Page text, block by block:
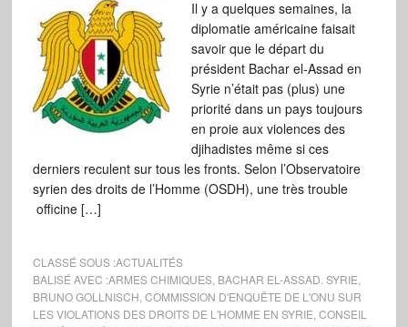
Il y a quelques semaines, la
diplomatie américaine faisait
savoir que le départ du
président Bachar el-Assad en
Syrie n’était pas (plus) une
priorité dans un pays toujours
en proie aux violences des
djihadistes même si ces
derniers reculent sur tous les fronts. Selon l’Observatoire
syrien des droits de l’Homme (OSDH), une très trouble
officine […]
CLASSÉ SOUS :ACTUALITÉS
BALISÉ AVEC :ARMES CHIMIQUES, BACHAR EL-ASSAD. SYRIE
BRUNO GOLLNISCH COMMISSION D'ENQUÊTE DE L'ONU SUR
LES VIOLATIONS DES DROITS DE L'HOMME EN SYRIE CONSEIL